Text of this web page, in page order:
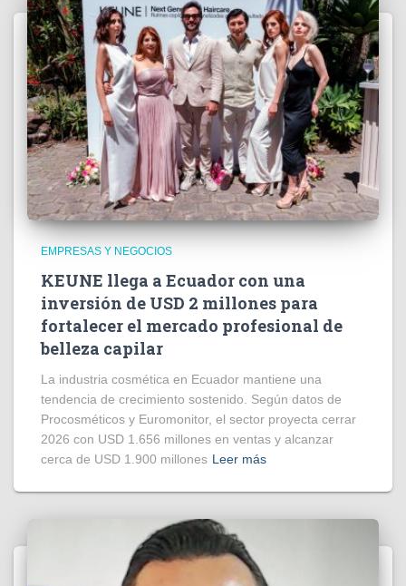
EMPRESAS Y NEGOCIOS
KEUNE llega a Ecuador con una
inversión de USD 2 millones para
fortalecer el mercado profesional de
belleza capilar
La industria cosmética en Ecuador mantiene una
tendencia de crecimiento sostenido. Según datos de
Procosméticos y Euromonitor, el sector proyecta cerrar
2026 con USD 1.656 millones en ventas y alcanzar
cerca de USD 1.900 millones Leer más